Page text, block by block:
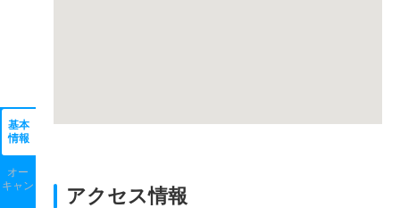
基本
情報
オー
キャン
アクセス情報